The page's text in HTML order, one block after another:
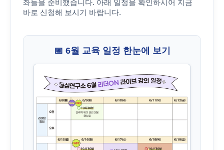
좌들을 준비했습니다. 아래 일정을 확인하시어 지금
바로 신청해 보시기 바랍니다.
📅 6월 교육 일정 한눈에 보기